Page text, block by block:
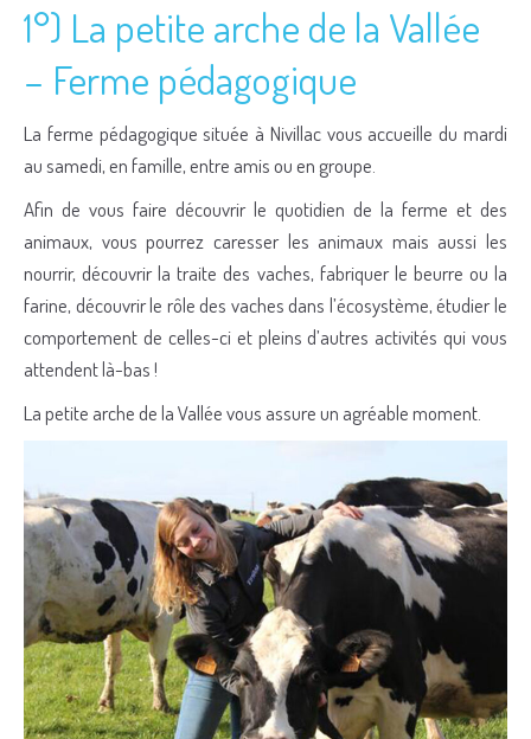
1°) La petite arche de la Vallée
– Ferme pédagogique
La ferme pédagogique située à Nivillac vous accueille du mardi
au samedi, en famille, entre amis ou en groupe.
Afin de vous faire découvrir le quotidien de la ferme et des
animaux, vous pourrez caresser les animaux mais aussi les
nourrir, découvrir la traite des vaches, fabriquer le beurre ou la
farine, découvrir le rôle des vaches dans l’écosystème, étudier le
comportement de celles-ci et pleins d’autres activités qui vous
attendent là-bas !
La petite arche de la Vallée vous assure un agréable moment.